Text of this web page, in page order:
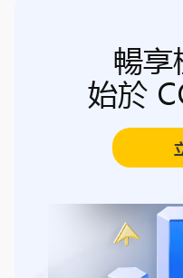
暢享
始於